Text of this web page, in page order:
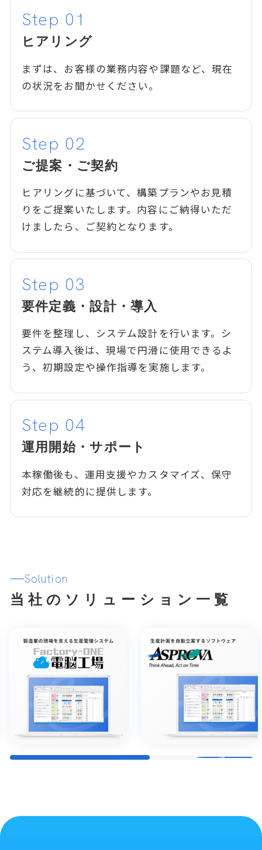
ヒアリング
まずは、お客様の業務内容や課題など、現在
の状況をお聞かせください。
ご提案・ご契約
ヒアリングに基づいて、構築プランやお見積
りをご提案いたします。内容にご納得いただ
けましたら、ご契約となります。
要件定義・設計・導入
要件を整理し、システム設計を行います。シ
ステム導入後は、現場で円滑に使用できるよ
う、初期設定や操作指導を実施します。
運用開始・サポート
本稼働後も、運用支援やカスタマイズ、保守
対応を継続的に提供します。
Solution
当社のソリューション一覧